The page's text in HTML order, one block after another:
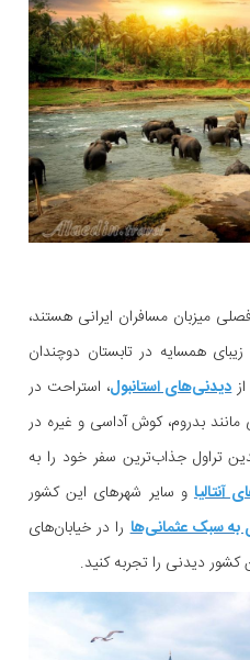
میزبان مسافران ایرانی هستند،
همسایه در تابستان دوچندان
دیدنی‌های استانبول، استراحت در
مانند بدروم، کوش آداسی و غیره در
تراول جذاب‌ترین سفر خود را به
آنتالیا و سایر شهرهای این کشور
سبک عثمانی‌هارا در خیابان‌های
دیدنی را تجربه کنید.